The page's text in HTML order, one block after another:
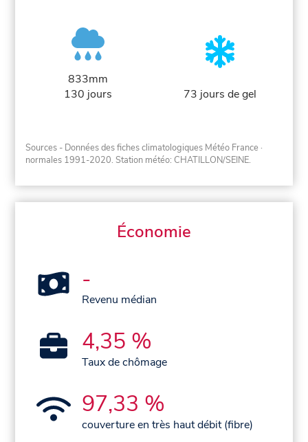
833mm
130 jours
73 jours de gel
Sources - Données des fiches climatologiques Météo France ·
normales 1991-2020. Station météo: CHATILLON/SEINE.
Économie
-
Revenu médian
4,35 %
Taux de chômage
97,33 %
couverture en très haut débit (fibre)